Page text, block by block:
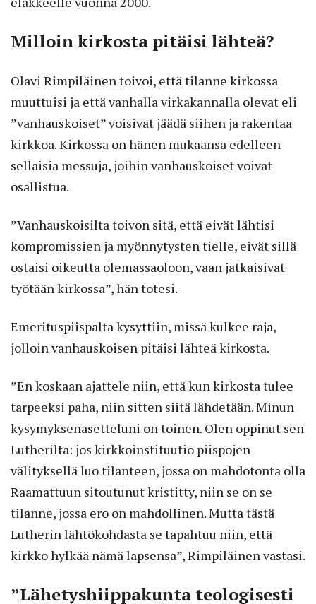
Milloin kirkosta pitäisi lähteä?
Olavi Rimpiläinen toivoi, että tilanne kirkossa
muuttuisi ja että vanhalla virkakannalla olevat eli
”vanhauskoiset” voisivat jäädä siihen ja rakentaa
kirkkoa. Kirkossa on hänen mukaansa edelleen
sellaisia messuja, joihin vanhauskoiset voivat
osallistua.
”Vanhauskoisilta toivon sitä, että eivät lähtisi
kompromissien ja myönnytysten tielle, eivät sillä
ostaisi oikeutta olemassaoloon, vaan jatkaisivat
työtään kirkossa”, hän totesi.
Emerituspiispalta kysyttiin, missä kulkee raja,
jolloin vanhauskoisen pitäisi lähteä kirkosta.
”En koskaan ajattele niin, että kun kirkosta tulee
tarpeeksi paha, niin sitten siitä lähdetään. Minun
kysymyksenasetteluni on toinen. Olen oppinut sen
Lutherilta: jos kirkkoinstituutio piispojen
välityksellä luo tilanteen, jossa on mahdotonta olla
Raamattuun sitoutunut kristitty, niin se on se
tilanne, jossa ero on mahdollinen. Mutta tästä
Lutherin lähtökohdasta se tapahtuu niin, että
kirkko hylkää nämä lapsensa”, Rimpiläinen vastasi.
”Lähetyshiippakunta teologisesti